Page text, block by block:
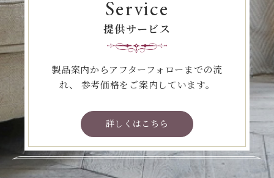
Service
提供サービス
製品案内からアフターフォローまでの流
れ、
参考価格をご案内しています。
詳しくはこちら